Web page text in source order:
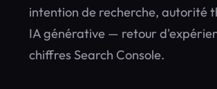
intention de recherche, autorité
IA générative — retour
chiffres Search Console.